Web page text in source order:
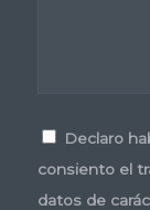
Declaro
consiento el
datos de